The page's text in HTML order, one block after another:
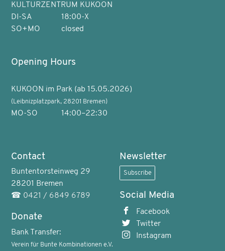
KULTURZENTRUM KUKOON
DI-SA
18:00-X
SO+MO
closed
Opening Hours
KUKOON im Park (ab 15.05.2026)
(Leibnizplatzpark, 28201 Bremen)
MO-SO 14:00–22:30
Contact
Buntentorsteinweg 29
28201 Bremen
☎ 0421 / 6849 6789
Donate
Bank Transfer:
Verein für Bunte Kombinationen e.V.
Newsletter
Subscribe
Social Media
Facebook
Twitter
Instagram